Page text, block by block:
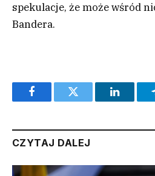
spekulacje, że może wśród
Bandera.
FacebookTwitter LinkedIn
CZYTAJ DALEJ